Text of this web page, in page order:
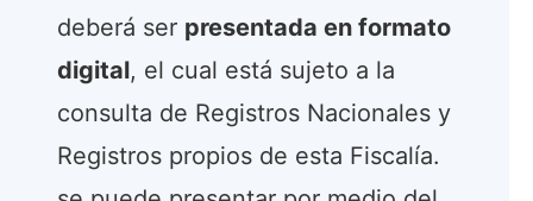
deberá ser presentada en formato
digital, el cual está sujeto a la
consulta de Registros Nacionales y
Registros propios de esta Fiscalía.